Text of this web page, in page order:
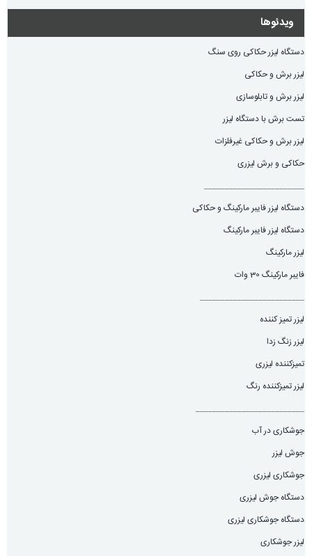
ویدئوها
دستگاه لیزر حکاکی روی سنگ
لیزر برش و حکاکی
لیزر برش و تابلوسازی
تست برش با دستگاه لیزر
لیزر برش و حکاکی غیرفلزات
حکاکی و برش لیزری
________________________
دستگاه لیزر فایبر مارکینگ و حکاکی
دستگاه لیزر فایبر مارکینگ
لیزر مارکینگ
فایبر مارکینگ 30 وات
_________________________
لیزر تمیز کننده
لیزر زنگ زدا
تمیزکننده لیزری
لیزر تمیزکننده رنگ
__________________________
جوشکاری در آب
جوش لیزر
جوشکاری لیزری
دستگاه جوش لیزری
دستگاه جوشکاری لیزری
لیزر جوشکاری